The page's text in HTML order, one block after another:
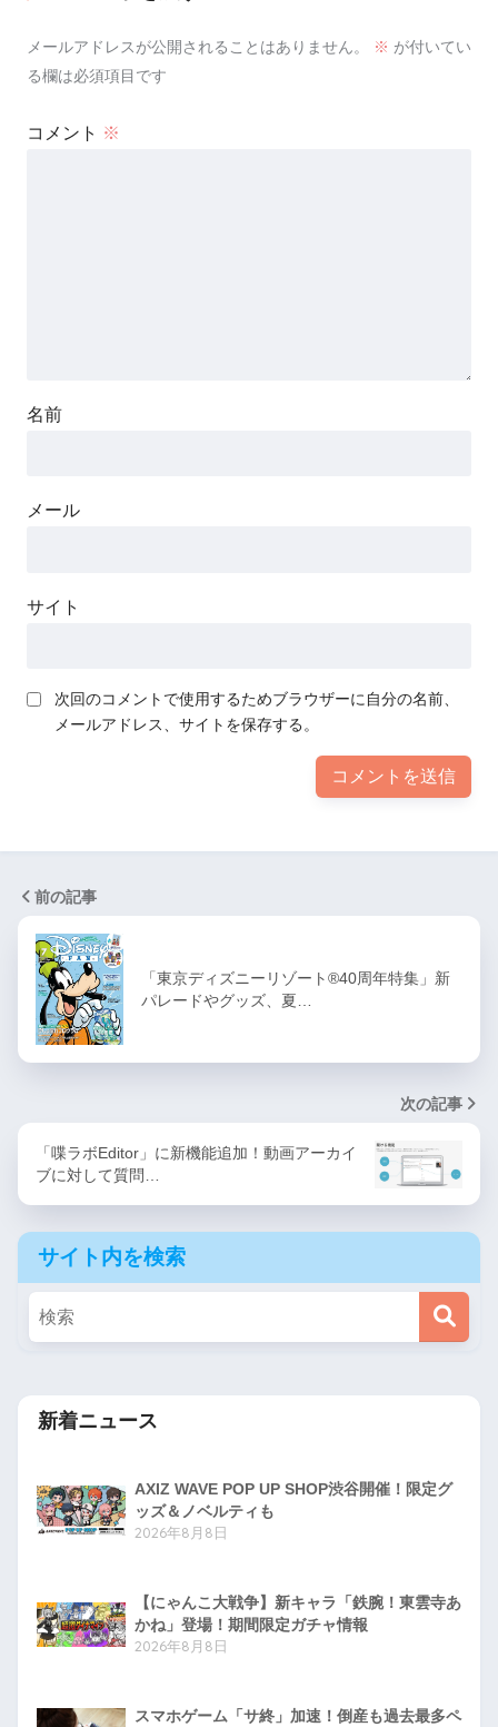
メールアドレスが公開されることはありません。 ※ が付いてい
る欄は必須項目です
コメント ※
名前
メール
サイト
次回のコメントで使用するためブラウザーに自分の名前、
メールアドレス、サイトを保存する。
前の記事
「東京ディズニーリゾート®40周年特集」新
パレードやグッズ、夏…
次の記事
「喋ラボEditor」に新機能追加！動画アーカイ
ブに対して質問…
サイト内を検索
新着ニュース
AXIZ WAVE POP UP SHOP渋谷開催！限定グ
ッズ＆ノベルティも
2026年8月8日
【にゃんこ大戦争】新キャラ「鉄腕！東雲寺あ
かね」登場！期間限定ガチャ情報
2026年8月8日
スマホゲーム「サ終」加速！倒産も過去最多ペ